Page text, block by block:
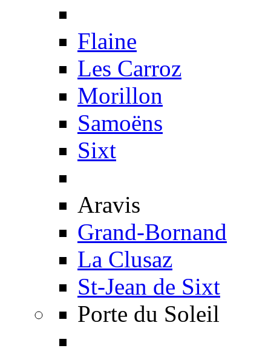
Flaine
Les Carroz
Morillon
Samoëns
Sixt
Aravis
Grand-Bornand
La Clusaz
St-Jean de Sixt
Porte du Soleil